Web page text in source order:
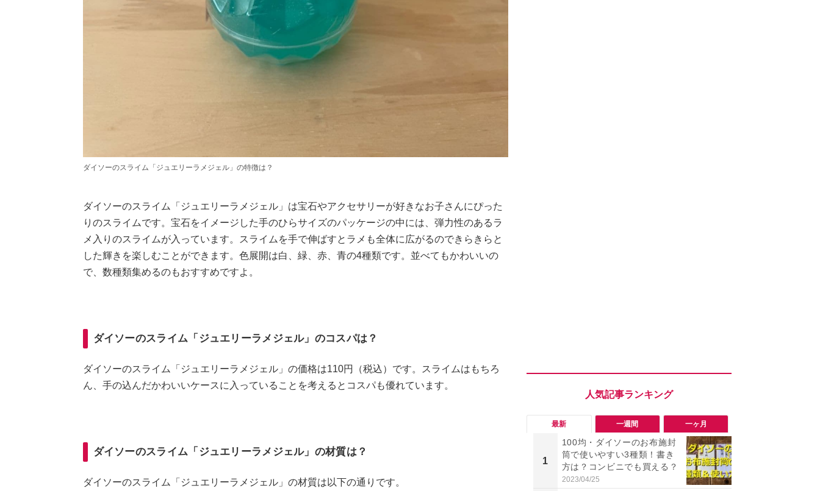
ダイソーのスライム「ジュエリーラメジェル」の特徴は？
ダイソーのスライム「ジュエリーラメジェル」は宝石やアクセサリーが好きなお子さんにぴった
りのスライムです。宝石をイメージした手のひらサイズのパッケージの中には、弾力性のあるラ
メ入りのスライムが入っています。スライムを手で伸ばすとラメも全体に広がるのできらきらと
した輝きを楽しむことができます。色展開は白、緑、赤、青の4種類です。並べてもかわいいの
で、数種類集めるのもおすすめですよ。
ダイソーのスライム「ジュエリーラメジェル」のコスパは？
ダイソーのスライム「ジュエリーラメジェル」の価格は110円（税込）です。スライムはもちろ
ん、手の込んだかわいいケースに入っていることを考えるとコスパも優れています。
ダイソーのスライム「ジュエリーラメジェル」の材質は？
ダイソーのスライム「ジュエリーラメジェル」の材質は以下の通りです。
最新 一週間 一ヶ月
1
100均・ダイソーのお布施封
筒で使いやすい3種類！書き
方は？コンビニでも買える？
2023/04/25